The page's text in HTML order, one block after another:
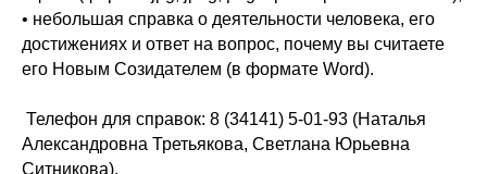
• небольшая справка о деятельности человека, его
достижениях и ответ на вопрос, почему вы считаете
его Новым Созидателем (в формате Word).
Телефон для справок: 8 (34141) 5-01-93 (Наталья
Александровна Третьякова, Светлана Юрьевна
Ситникова).